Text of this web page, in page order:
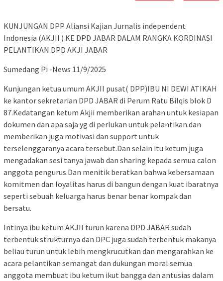
KUNJUNGAN DPP Aliansi Kajian Jurnalis independent
Indonesia (AKJII ) KE DPD JABAR DALAM RANGKA KORDINASI
PELANTIKAN DPD AKJI JABAR
Sumedang Pi -News 11/9/2025
Kunjungan ketua umum AKJII pusat( DPP)IBU NI DEWI ATIKAH
ke kantor sekretarian DPD JABAR di Perum Ratu Bilqis blok D
87.Kedatangan ketum Akjii memberikan arahan untuk kesiapan
dokumen dan apa saja yg di perlukan untuk pelantikan.dan
memberikan juga motivasi dan support untuk
terselenggaranya acara tersebut.Dan selain itu ketum juga
mengadakan sesi tanya jawab dan sharing kepada semua calon
anggota pengurus.Dan menitik beratkan bahwa kebersamaan
komitmen dan loyalitas harus di bangun dengan kuat ibaratnya
seperti sebuah keluarga harus benar benar kompak dan
bersatu.
Intinya ibu ketum AKJII turun karena DPD JABAR sudah
terbentuk strukturnya dan DPC juga sudah terbentuk makanya
beliau turun untuk lebih mengkrucutkan dan mengarahkan ke
acara pelantikan semangat dan dukungan moral semua
anggota membuat ibu ketum ikut bangga dan antusias dalam